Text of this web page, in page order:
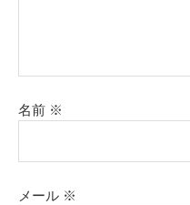
名前 ※
メール ※